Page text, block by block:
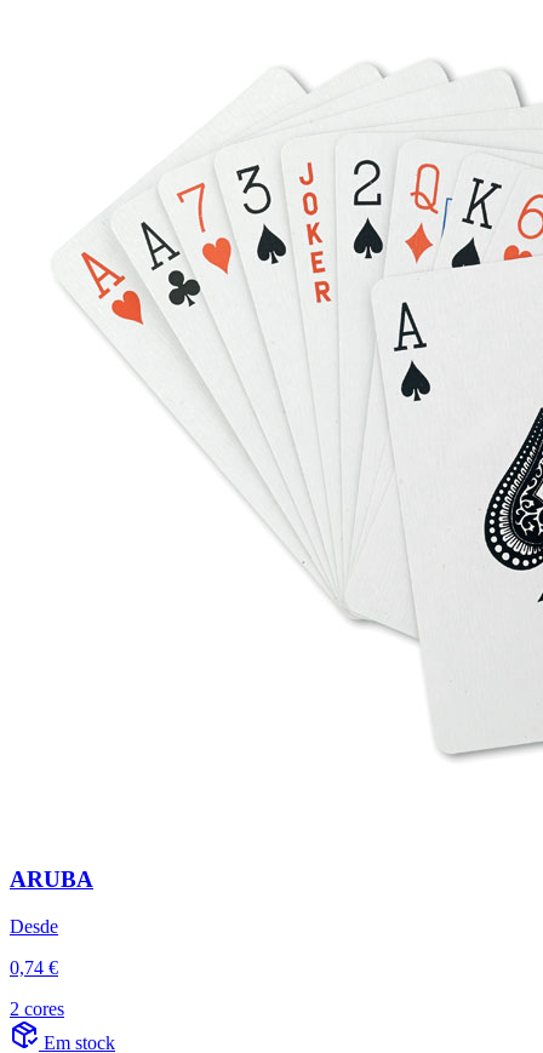
ARUBA
Desde
0,74 €
2 cores
Em stock